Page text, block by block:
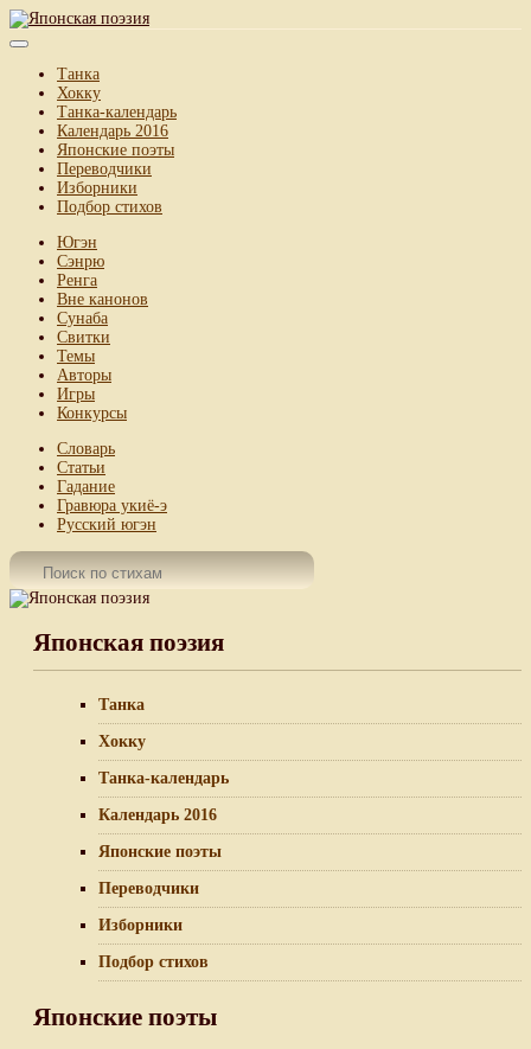
Танка
Хокку
Танка-календарь
Календарь 2016
Японские поэты
Переводчики
Изборники
Подбор стихов
Югэн
Сэнрю
Ренга
Вне канонов
Сунаба
Свитки
Темы
Авторы
Игры
Конкурсы
Словарь
Статьи
Гадание
Гравюра укиё-э
Русский югэн
Японская поэзия
Танка
Хокку
Танка-календарь
Календарь 2016
Японские поэты
Переводчики
Изборники
Подбор стихов
Японские поэты